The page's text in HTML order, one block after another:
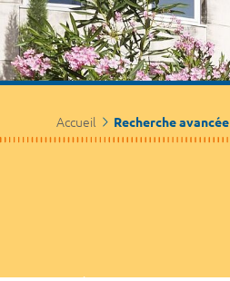
Accueil Recherche avancée